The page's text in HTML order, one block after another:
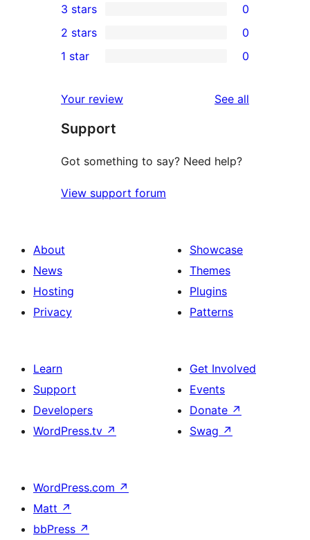
star
reviews
4-
star
reviews
0
3-
star
3 stars 0
2-
reviews
2 stars 0
star
reviews
1 star 0
Your review See all
Support
Got something to say? Need help?
View support forum
About
News
Hosting
Privacy
Showcase
Themes
Plugins
Patterns
Learn
Support
Developers
WordPress.tv ↗
Get Involved
Events
Donate ↗
Swag ↗
WordPress.com ↗
Matt ↗
bbPress ↗